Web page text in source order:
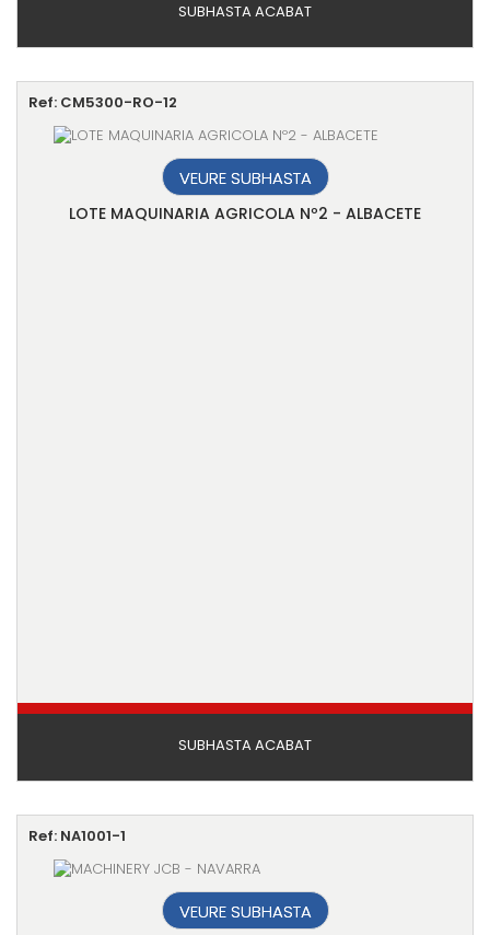
SUBHASTA ACABAT
Ref: CM5300-RO-12
VEURE SUBHASTA
LOTE MAQUINARIA AGRICOLA Nº2 - ALBACETE
SUBHASTA ACABAT
Ref: NA1001-1
VEURE SUBHASTA